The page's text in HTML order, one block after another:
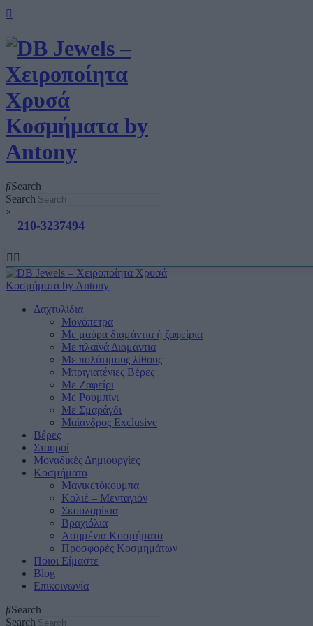
Search
Search
×
210-3237494
Δαχτυλίδια
Μονόπετρα
Mε μαύρα διαμάντια ή ζαφείρια
Mε πλαϊνά Διαμάντια
Mε πολύτιμους λίθους
Μπριγιατένιες Βέρες
Με Ζαφείρι
Με Ρουμπίνι
Με Σμαράγδι
Μαίανδρος Exclusive
Βέρες
Σταυροί
Μοναδικές Δημιουργίες
Κοσμήματα
Μανικετόκουμπα
Κολιέ – Μενταγιόν
Σκουλαρίκια
Βραχιόλια
Ασημένια Κοσμήματα
Προσφορές Κοσμημάτων
Ποιοι Είμαστε
Blog
Επικοινωνία
Search
Search